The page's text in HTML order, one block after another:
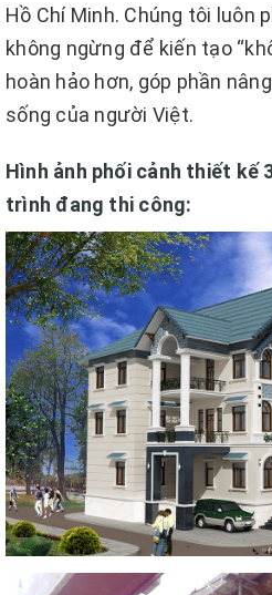
Hồ Chí Minh. Chúng tôi luôn
không ngừng để kiến tạo
hoàn hảo hơn, góp phần
sống của người Việt.
Hình ảnh phối cảnh thiết kế
trình đang thi công: